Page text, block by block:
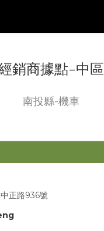
銷商據點-中區
南投縣-機車
正路936號